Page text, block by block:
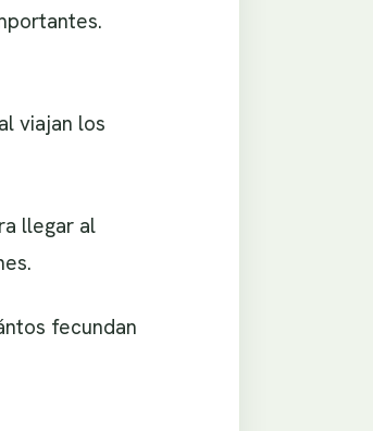
viajan los
llegar al
fecundan